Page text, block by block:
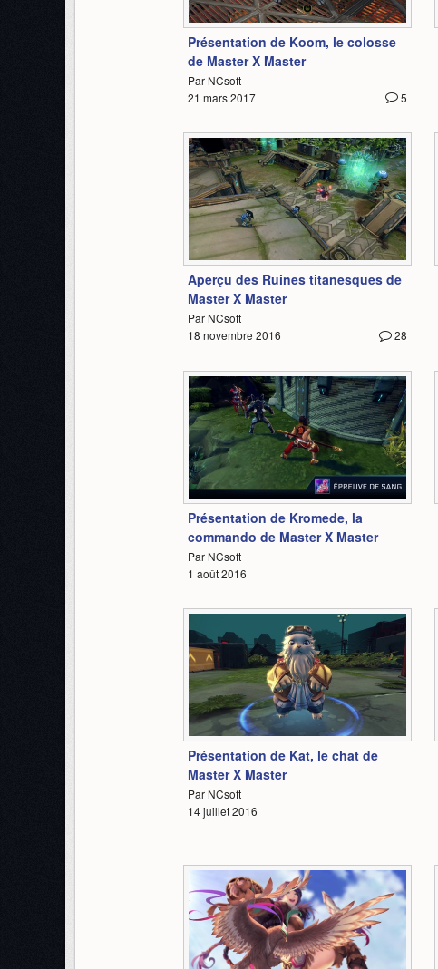
4:32
Présentation de Koom, le colosse
de Master X Master
Par NCsoft
5
21 mars 2017
5:06
Aperçu des Ruines titanesques de
Master X Master
Par NCsoft
28
18 novembre 2016
4:12
Présentation de Kromede, la
commando de Master X Master
Par NCsoft
1 août 2016
Présentation de Kat, le chat de
Master X Master
Par NCsoft
14 juillet 2016